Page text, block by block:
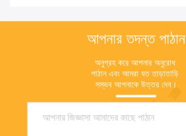
আপনার তদন্ত পাঠান
অনুগ্রহ করে আপনার অনুরোধ
পাঠান এবং আমরা যত তাড়াতাড়ি
সম্ভব আপনাকে উত্তর দেব।